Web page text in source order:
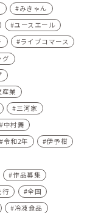
みきゃん
ユースエール
ライブコマース
グ
産業
三河家
中村舞
令和2年
伊予柑
作品募集
行
全国
冷凍食品